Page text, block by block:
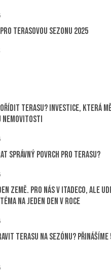
terasovou sezonu 2025
terasu? Investice, která
nemovitosti
správný povrch pro terasu?
Země. Pro nás v ITADECO,
na jeden den v roce
terasu na sezónu?